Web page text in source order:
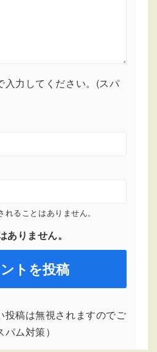
入力してください。(スパ
ることはありません。
ありません。
投稿は無視されますのでご
ム対策）